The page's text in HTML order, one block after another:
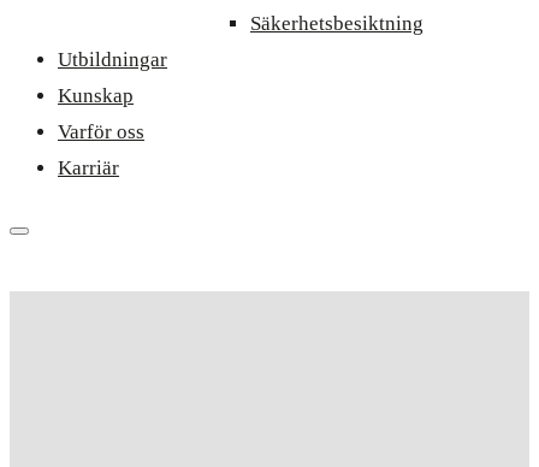
Säkerhetsbesiktning
Utbildningar
Kunskap
Varför oss
Karriär